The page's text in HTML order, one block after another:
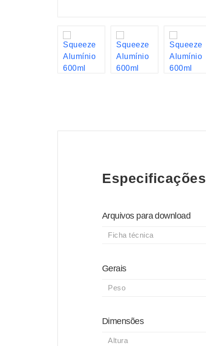
Especificações
Arquivos para download
Ficha técnica
Gerais
Peso
Dimensões
Altura